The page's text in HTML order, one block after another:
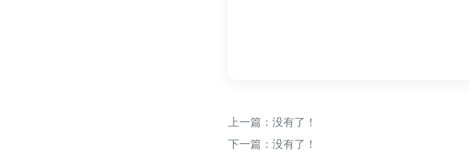
上一篇：没有了！
下一篇：没有了！